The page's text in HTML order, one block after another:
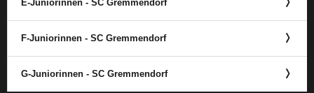
E-Juniorinnen - SC Gremmendorf
F-Juniorinnen - SC Gremmendorf
G-Juniorinnen - SC Gremmendorf